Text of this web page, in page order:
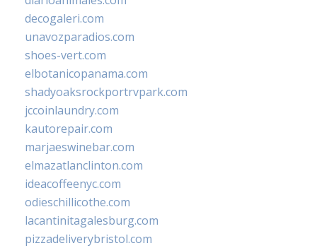
decogaleri.com
unavozparadios.com
shoes-vert.com
elbotanicopanama.com
shadyoaksrockportrvpark.com
jccoinlaundry.com
kautorepair.com
marjaeswinebar.com
elmazatlanclinton.com
ideacoffeenyc.com
odieschillicothe.com
lacantinitagalesburg.com
pizzadeliverybristol.com